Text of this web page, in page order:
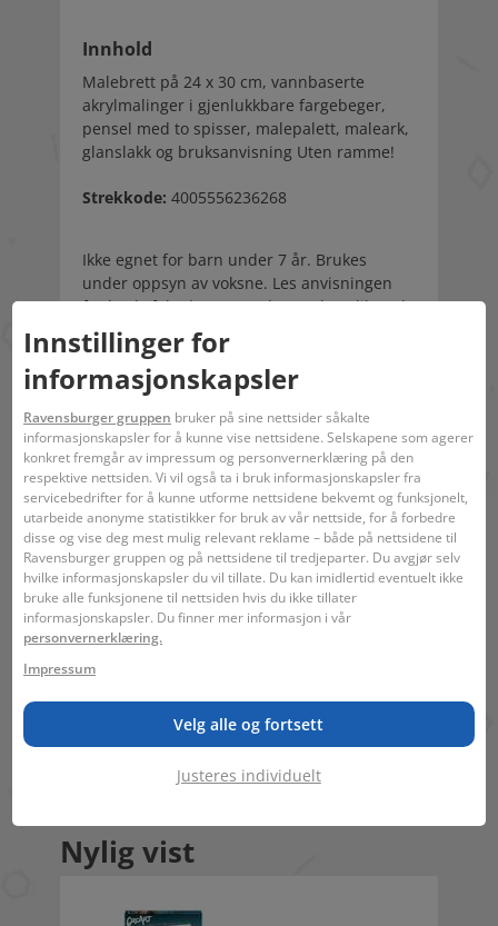
Innhold
Malebrett på 24 x 30 cm, vannbaserte
akrylmalinger i gjenlukkbare fargebeger,
pensel med to spisser, malepalett, maleark,
glanslakk og bruksanvisning Uten ramme!
Strekkode: 4005556236268
Ikke egnet for barn under 7 år. Brukes
under oppsyn av voksne. Les anvisningen
før bruk, følg den og oppbevar den slik at du
kan slå opp i den. Inneholder
reaksjonsmasse av: 5-Chlor-2- methyl-2H-
isothiazol-3-on og 2-Methyl-2H-isothiazol-3-
on (3:1). Kan fremkalle allergiske reaksjoner.
12 - 99 27 x 36 x 5 cm 24 x 30 x 0,3 cm
Tegninger
Kreativitet
Nylig vist
Innstillinger for
informasjonskapsler
Ravensburger gruppen bruker på sine nettsider såkalte
informasjonskapsler for å kunne vise nettsidene. Selskapene som agerer
konkret fremgår av impressum og personvernerklæring på den
respektive nettsiden. Vi vil også ta i bruk informasjonskapsler fra
servicebedrifter for å kunne utforme nettsidene bekvemt og funksjonelt,
utarbeide anonyme statistikker for bruk av vår nettside, for å forbedre
disse og vise deg mest mulig relevant reklame – både på nettsidene til
Ravensburger gruppen og på nettsidene til tredjeparter. Du avgjør selv
hvilke informasjonskapsler du vil tillate. Du kan imidlertid eventuelt ikke
bruke alle funksjonene til nettsiden hvis du ikke tillater
informasjonskapsler. Du finner mer informasjon i vår
personvernerklæring.
Impressum
Velg alle og fortsett
Justeres individuelt